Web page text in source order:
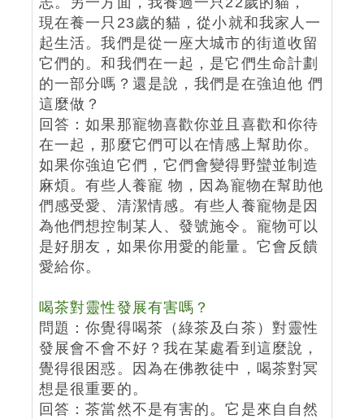
現在養一只23歲的貓，從小就和我家人一
起生活。我們是從一座大城市的街道收留
它們的。和我們在一起，是它們生命計劃
的一部分嗎？還是說，我們是在強迫他 們
這麼做？
回答：如果那寵物喜歡你並且喜歡和你待
在一起，那麼它們可以在情感上幫助你。
如果你強迫它們，它們會變得野蠻並制造
麻煩。有些人養寵 物，因為寵物在幫助他
們感受愛、清潔情感。有些人養寵物是因
為他們想控制某人、發號施令。寵物可以
是好朋友，如果你用愛的能量。它會反饋
愛給你。
喝茶對靈性發展有害嗎？
問題：你覺得喝茶（綠茶及白茶）對靈性
發展會不會不好？我在某處看到這麼說，
覺得很困惑。因為在佛教徒中，喝茶對冥
想是很重要的。
回答：茶當然不是有害的。它是來自自然